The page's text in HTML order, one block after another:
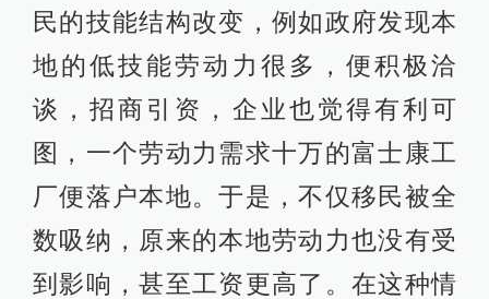
民的技能结构改变，例如政府发现本
地的低技能劳动力很多，便积极洽
谈，招商引资，企业也觉得有利可
图，一个劳动力需求十万的富士康工
厂便落户本地。于是，不仅移民被全
数吸纳，原来的本地劳动力也没有受
到影响，甚至工资更高了。在这种情